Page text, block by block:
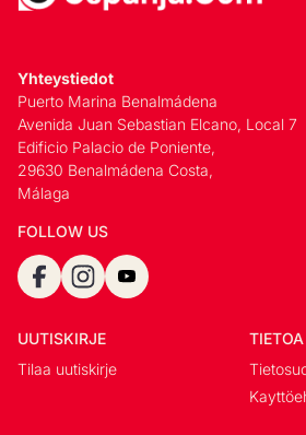
Yhteystiedot
Puerto Marina Benalmádena
Avenida Juan Sebastian Elcano, Local 7
Edificio Palacio de Poniente,
29630 Benalmádena Costa,
Málaga
FOLLOW US
UUTISKIRJE
Tilaa uutiskirje